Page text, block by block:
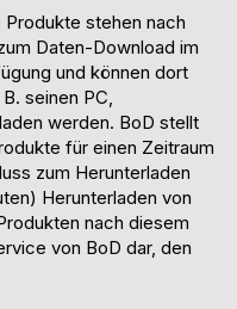
stehen nach
Daten-Download im
und können dort
seinen PC,
werden. BoD stellt
für einen Zeitraum
zum Herunterladen
Herunterladen von
nach diesem
von BoD dar, den